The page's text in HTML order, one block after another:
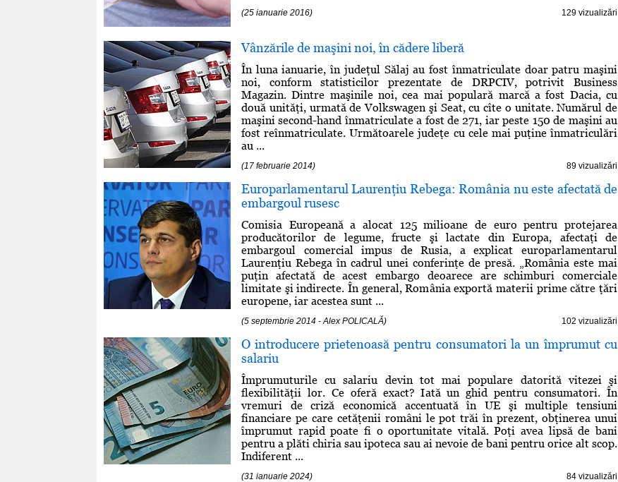
(25 ianuarie 2016) 129 vizualizări
Vânzările de maşini noi, în cădere liberă
În luna ianuarie, în judeţul Sălaj au fost înmatriculate doar patru maşini
noi, conform statisticilor prezentate de DRPCIV, potrivit Business
Magazin. Dintre maşinile noi, cea mai populară marcă a fost Dacia, cu
două unităţi, urmată de Volkswagen şi Seat, cu cîte o unitate. Numărul de
maşini second-hand înmatriculate a fost de 271, iar peste 150 de maşini au
fost reînmatriculate. Următoarele judeţe cu cele mai puţine înmatriculări
au ...
(17 februarie 2014) 89 vizualizări
Europarlamentarul Laurenţiu Rebega: România nu este afectată de
embargoul rusesc
Comisia Europeană a alocat 125 milioane de euro pentru protejarea
producătorilor de legume, fructe şi lactate din Europa, afectaţi de
embargoul comercial impus de Rusia, a explicat europarlamentarul
Laurenţiu Rebega în cadrul unei conferinţe de presă. „România este mai
puţin afectată de acest embargo deoarece are schimburi comerciale
limitate şi indirecte. În general, România exportă materii prime către ţări
europene, iar acestea sunt ...
(5 septembrie 2014 - Alex POLICALĂ) 102 vizualizări
O introducere prietenoasă pentru consumatori la un împrumut cu
salariu
Împrumuturile cu salariu devin tot mai populare datorită vitezei şi
flexibilităţii lor. Ce oferă exact? Iată un ghid pentru consumatori. În
vremuri de criză economică accentuată în UE şi multiple tensiuni
financiare pe care cetăţenii români le pot trăi în prezent, obţinerea unui
împrumut rapid poate fi o oportunitate vitală. Poţi avea lipsă de bani
pentru a plăti chiria sau ipoteca sau ai nevoie de bani pentru orice alt scop.
Indiferent ...
(31 ianuarie 2024) 84 vizualizări